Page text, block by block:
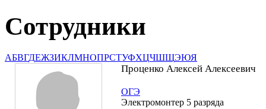
Сотрудники
АБВГДЕЖЗИКЛМНОПРСТУФХЦЧШЩЭЮЯ
Проценко Алексей Алексеевич
ОГЭ
Электромонтер 5 разряда